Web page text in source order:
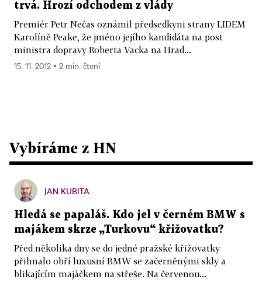
trvá. Hrozí odchodem z vlády
Premiér Petr Nečas oznámil předsedkyni strany LIDEM
Karolíně Peake, že jméno jejího kandidáta na post
ministra dopravy Roberta Vacka na Hrad...
15. 11. 2012 ▪ 2 min. čtení
Vybíráme z HN
JAN KUBITA
Hledá se papaláš. Kdo jel v černém BMW s
majákem skrze „Turkovu“ křižovatku?
Před několika dny se do jedné pražské křižovatky
přihnalo obří luxusní BMW se začerněnými skly a
blikajícím majáčkem na střeše. Na červenou...